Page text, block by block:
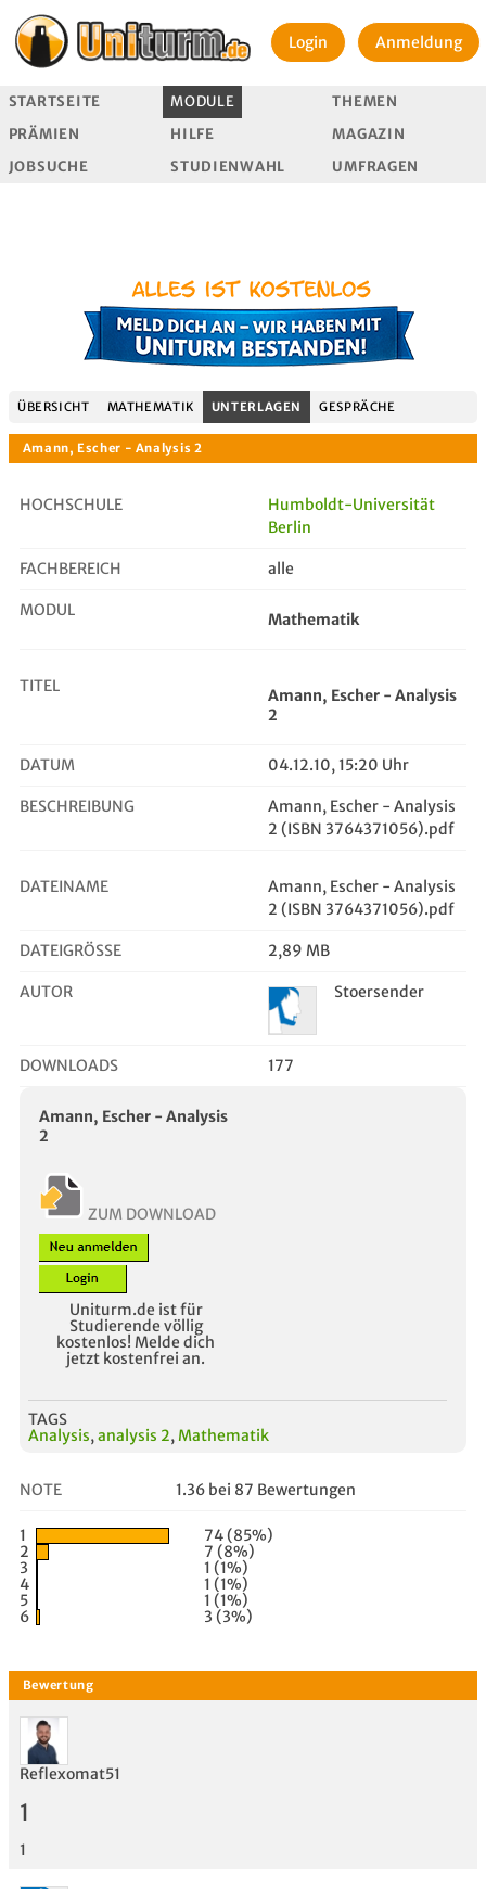
Login Anmeldung
STARTSEITE MODULE
THEMEN
PRÄMIEN
HILFE
MAGAZIN
JOBSUCHE
STUDIENWAHL UMFRAGEN
ÜBERSICHT MATHEMATIK UNTERLAGEN GESPRÄCHE
Amann, Escher - Analysis 2
HOCHSCHULE
Humboldt-Universität
Berlin
FACHBEREICH alle
MODUL Mathematik
TITEL
Amann, Escher - Analysis
2
DATUM 04.12.10, 15:20 Uhr
BESCHREIBUNG
Amann, Escher - Analysis
2 (ISBN 3764371056).pdf
DATEINAME
Amann, Escher - Analysis
2 (ISBN 3764371056).pdf
DATEIGRÖSSE 2,89 MB
AUTOR Stoersender
DOWNLOADS 177
Amann, Escher - Analysis
2
ZUM DOWNLOAD
Uniturm.de ist für
Studierende völlig
kostenlos! Melde dich
jetzt kostenfrei an.
TAGS
Analysis, analysis 2, Mathematik
NOTE 1.36 bei 87 Bewertungen
1
74 (85%)
2
7 (8%)
3
1 (1%)
4
1 (1%)
5
1 (1%)
6
3 (3%)
Reflexomat51
1
1